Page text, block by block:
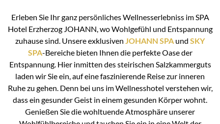
Erleben Sie Ihr ganz persönliches Wellnesserlebniss im SPA
Hotel Erzherzog JOHANN, wo Wohlgefühl und Entspannung
zuhause sind. Unsere exklusiven JOHANN SPA und SKY
SPA-Bereiche bieten Ihnen die perfekte Oase der
Entspannung. Hier inmitten des steirischen Salzkammerguts
laden wir Sie ein, auf eine faszinierende Reise zur inneren
Ruhe zu gehen. Denn bei uns im Wellnesshotel verstehen wir,
dass ein gesunder Geist in einem gesunden Körper wohnt.
Genießen Sie die wohltuende Atmosphäre unserer